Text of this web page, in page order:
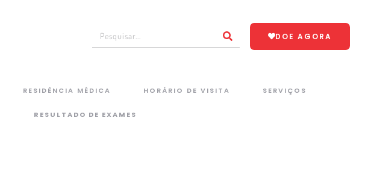
DOE AGORA
RESIDÊNCIA MÉDICA HORÁRIO DE VISITA SERVIÇOS
RESULTADO DE EXAMES